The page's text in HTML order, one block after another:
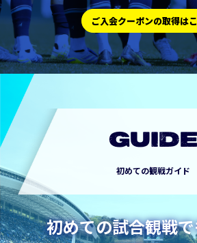
ご入会クーポンの取得は
GUIDE
初めての観戦ガイド
初めての試合観戦